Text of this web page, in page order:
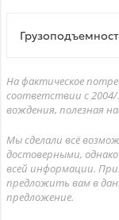
На фактическое
соответствии с
вождения, полезная
Мы сделали всё
достоверными,
всей информации.
предложить вам в
предложение.